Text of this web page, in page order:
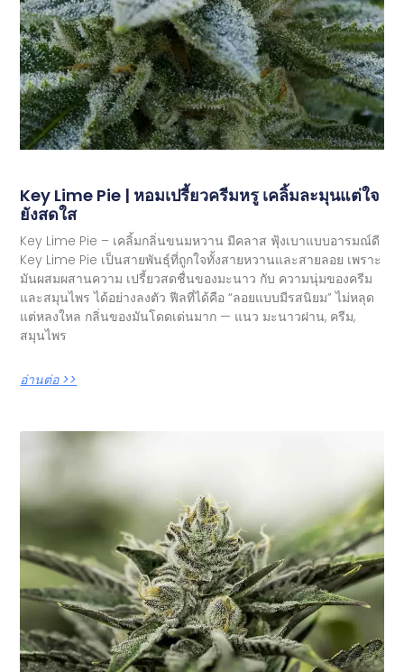
Key Lime Pie | หอมเปรี้ยวครีมหรู เคลิ้มละมุนแต่ใจ
ยังสดใส
Key Lime Pie – เคลิ้มกลิ่นขนมหวาน มีคลาส ฟุ้งเบาแบบอารมณ์ดี
Key Lime Pie เป็นสายพันธุ์ที่ถูกใจทั้งสายหวานและสายลอย เพราะ
มันผสมผสานความ เปรี้ยวสดชื่นของมะนาว กับ ความนุ่มของครีม
และสมุนไพร ได้อย่างลงตัว ฟีลที่ได้คือ “ลอยแบบมีรสนิยม” ไม่หลุด
แต่หลงใหล กลิ่นของมันโดดเด่นมาก — แนว มะนาวฝาน, ครีม,
สมุนไพร
อ่านต่อ >>